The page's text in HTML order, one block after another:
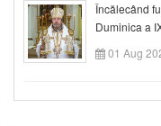
Încălecând
Duminica a
01 Aug